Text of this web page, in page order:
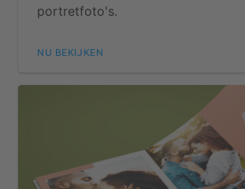
portretfoto's.
NU BEKIJKEN